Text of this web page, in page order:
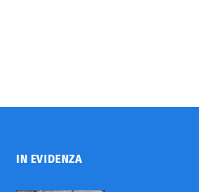
IN EVIDENZA